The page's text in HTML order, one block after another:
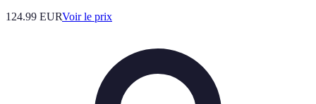
124.99 EURVoir le prix